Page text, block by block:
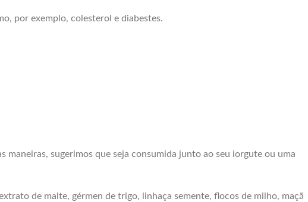
por exemplo, colesterol e diabestes.
maneiras, sugerimos que seja consumida junto ao seu iorgute ou uma
de malte, gérmen de trigo, linhaça semente, flocos de milho, maçã